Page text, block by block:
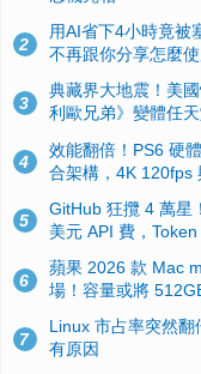
2
用AI省下4小時竟被
不再跟你分享怎麼
3
典藏界大地震！美
利歐兄弟》變體任
4
效能翻倍！PS6 硬
合架構，4K 120fps
5
GitHub 狂攬 4 萬星
美元 API 費，
6
蘋果 2026 款 Mac
場！容量或將
7
Linux 市占率突然
有原因